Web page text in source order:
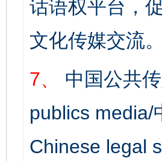
话语权平台，
文化传媒交流
7、
中国公共
publics media/
Chinese legal
一纸欠条伤亲情 巡回调解促和